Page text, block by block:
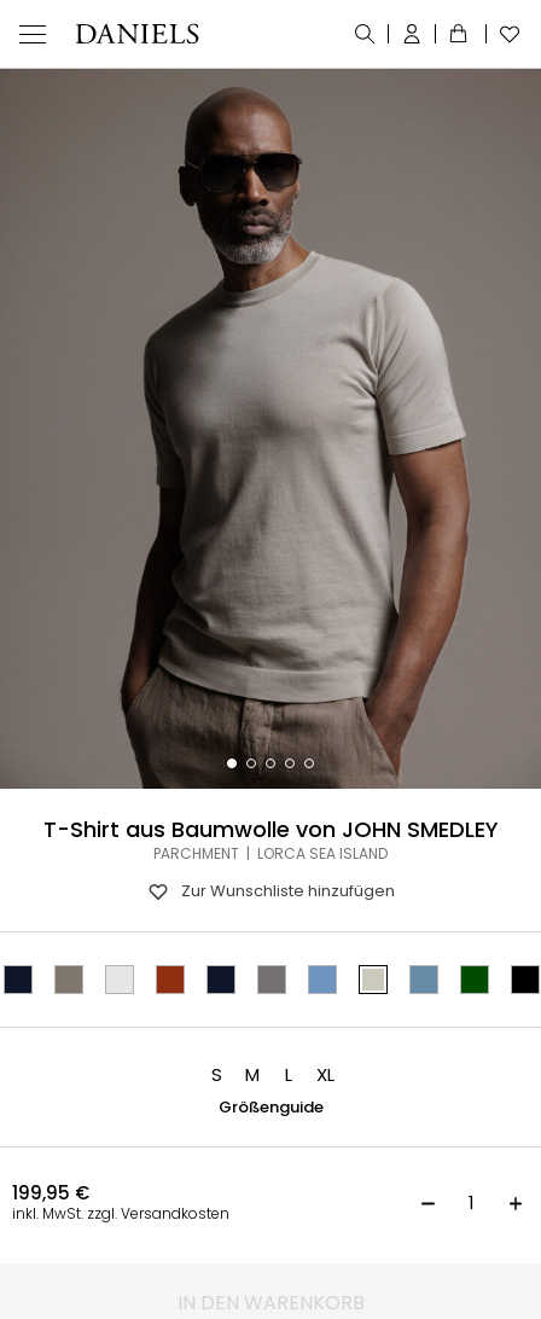
T-Shirt aus Baumwolle von JOHN SMEDLEY
PARCHMENT | LORCA SEA ISLAND
Zur Wunschliste hinzufügen
S M L XL
Größenguide
199,95 €
inkl. MwSt. zzgl. Versandkosten
IN DEN WARENKORB